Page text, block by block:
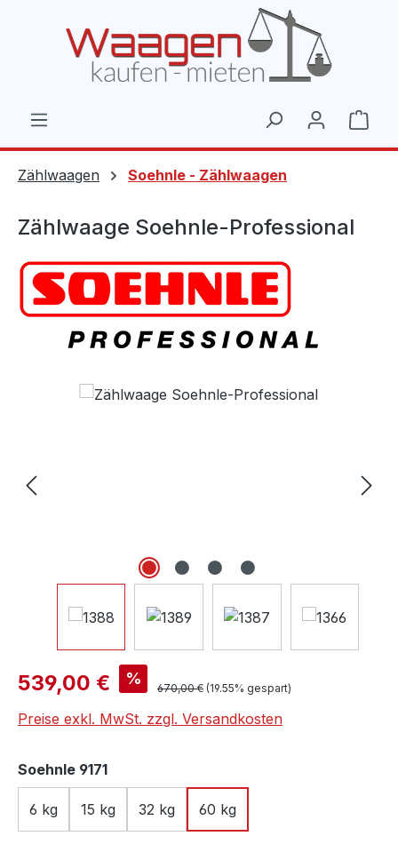
Zählwaagen Soehnle - Zählwaagen
Zählwaage Soehnle-Professional
Bildergalerie überspringen
Verkaufspreis:
539,00 € % Regulärer Preis:
670,00 € (19.55% gespart)
Preise exkl. MwSt. zzgl. Versandkosten
Soehnle 9171auswählen
6 kg 15 kg 32 kg 60 kg